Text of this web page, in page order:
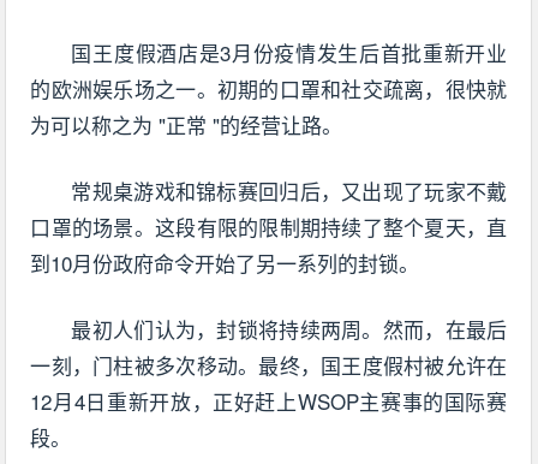
国王度假酒店是3月份疫情发生后首批重新开业
的欧洲娱乐场之一。初期的口罩和社交疏离，很快就
为可以称之为 "正常 "的经营让路。
常规桌游戏和锦标赛回归后，又出现了玩家不戴
口罩的场景。这段有限的限制期持续了整个夏天，直
到10月份政府命令开始了另一系列的封锁。
最初人们认为，封锁将持续两周。然而，在最后
一刻，门柱被多次移动。最终，国王度假村被允许在
12月4日重新开放，正好赶上WSOP主赛事的国际赛
段。